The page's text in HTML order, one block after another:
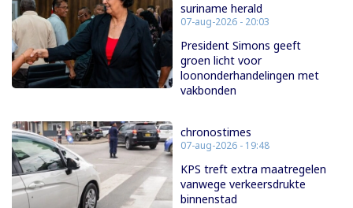
suriname herald
07-aug-2026 - 20:03
President Simons geeft
groen licht voor
loononderhandelingen met
vakbonden
chronostimes
07-aug-2026 - 19:48
KPS treft extra maatregelen
vanwege verkeersdrukte
binnenstad